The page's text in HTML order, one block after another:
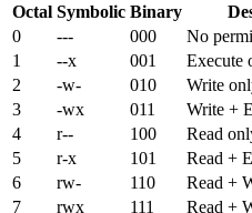
Octal Symbolic Binary
0
--- 000
No
1
--x 001
Execute
2
-w- 010
Write
3
-wx 011
Write +
4
r-- 100
Read
5
r-x 101
Read +
6
rw- 110
Read +
7
rwx 111 Read +